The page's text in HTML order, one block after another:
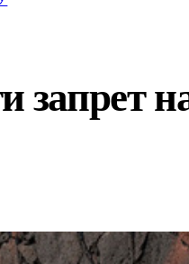
запрет